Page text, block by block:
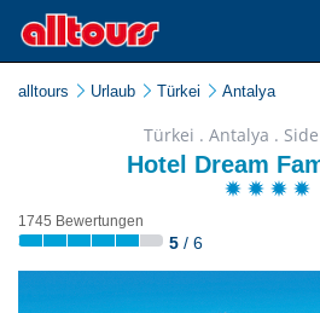
alltours Urlaub Türkei Antalya
Türkei . Antalya .
Hotel Dream
1745 Bewertungen
5 / 6